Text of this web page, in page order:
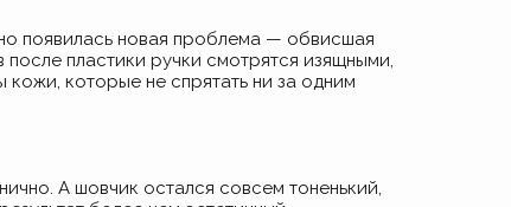
появилась новая проблема — обвисшая
пластики ручки смотрятся изящными,
кожи, которые не спрятать ни за одним
А шовчик остался совсем тоненький,